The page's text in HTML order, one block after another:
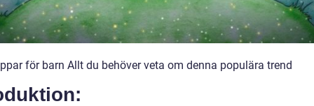
för barn Allt du behöver veta om denna populära trend